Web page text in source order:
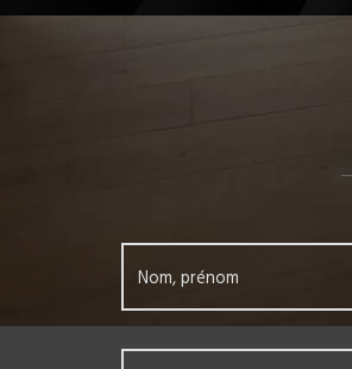
Nom, prénom